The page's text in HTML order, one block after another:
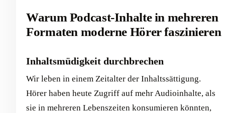
Warum Podcast-Inhalte in mehreren
Formaten moderne Hörer faszinieren
Inhaltsmüdigkeit durchbrechen
Wir leben in einem Zeitalter der Inhaltssättigung.
Hörer haben heute Zugriff auf mehr Audioinhalte, als
sie in mehreren Lebenszeiten konsumieren könnten,